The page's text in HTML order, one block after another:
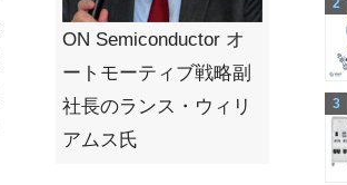
ON Semiconductor オ
ートモーティブ戦略副
社長のランス・ウィリ
アムス氏